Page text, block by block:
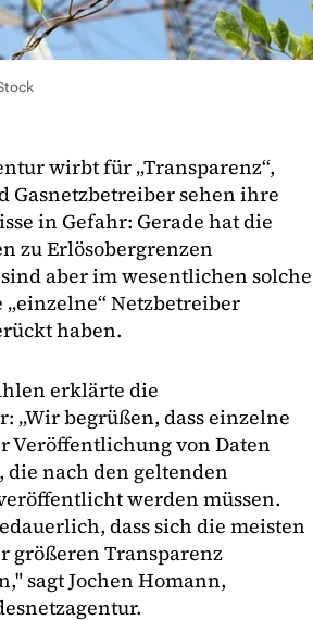
wirbt für „Transparenz“,
Gasnetzbetreiber sehen ihre
in Gefahr: Gerade hat die
zu Erlösobergrenzen
aber im wesentlichen solche
Netzbetreiber
haben.
erklärte die
„Wir begrüßen, dass einzelne
Veröffentlichung von Daten
die nach den geltenden
werden müssen.
dass sich die meisten
größeren Transparenz
sagt Jochen Homann,